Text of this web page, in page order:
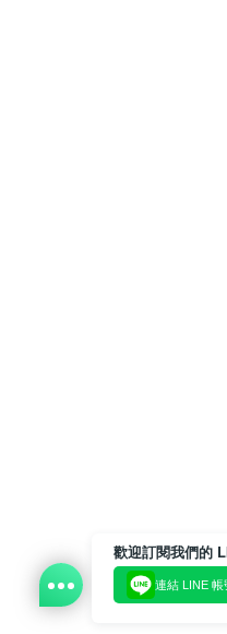
連結 LINE 帳